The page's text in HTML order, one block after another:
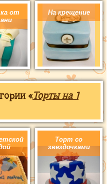
от
На крещение
«Торты на 1
Торт со
звездочками